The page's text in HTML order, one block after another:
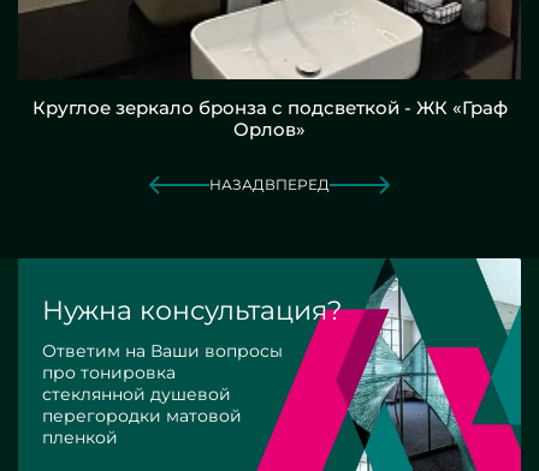
Круглое зеркало бронза с подсветкой - ЖК «Граф
Орлов»
НАЗАДВПЕРЕД
Нужна консультация?
Ответим на Ваши вопросы
про тонировка
стеклянной душевой
перегородки матовой
пленкой